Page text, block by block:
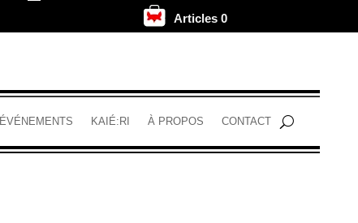
. Articles 0
ÉVÉNEMENTS KAIÉ:RI À PROPOS CONTACT